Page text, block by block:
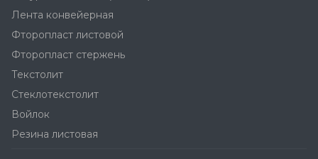
Лента конвейерная
Фторопласт листовой
Фторопласт стержень
Текстолит
Стеклотекстолит
Войлок
Резина листовая